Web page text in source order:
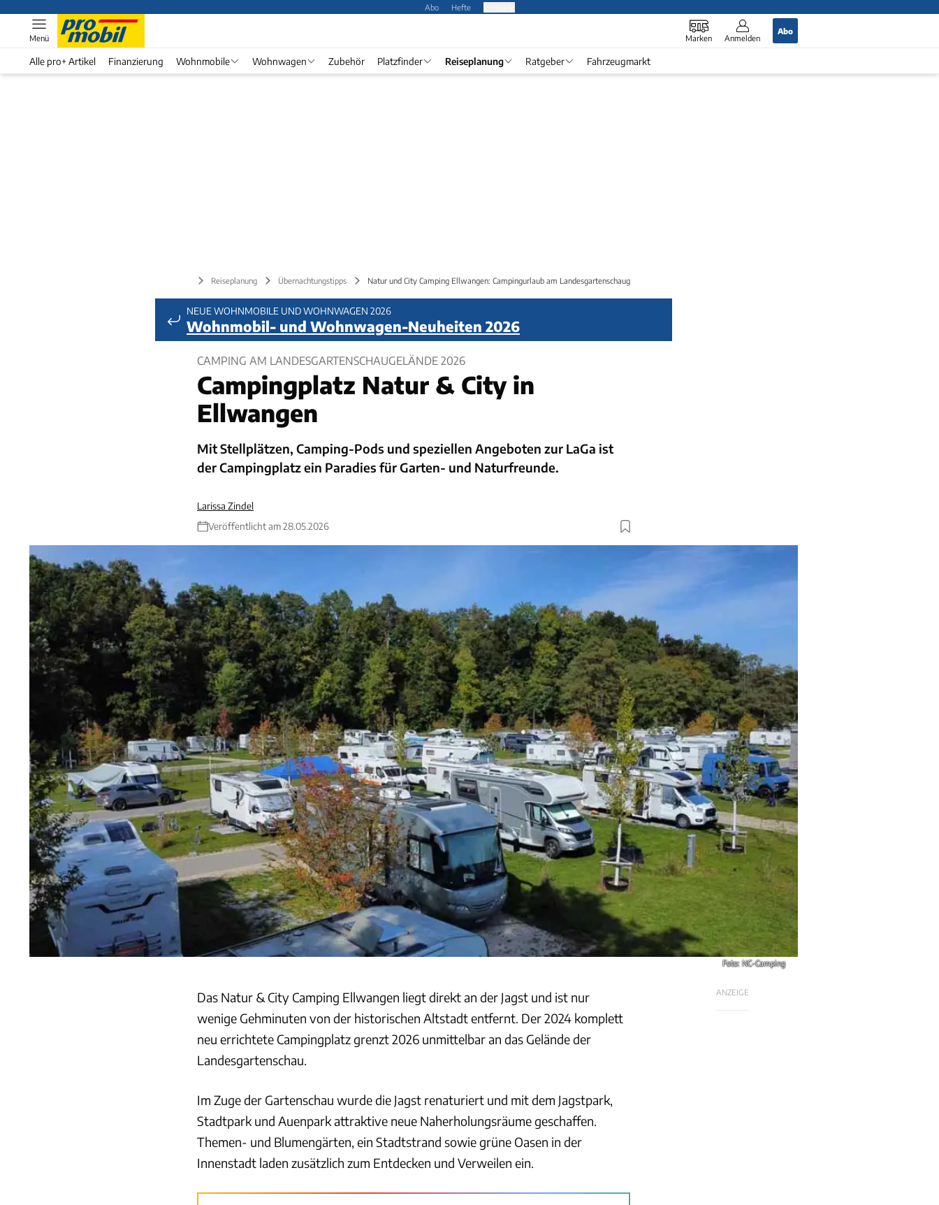
Abo Hefte
Marken Anmelden
Abo
Menü
Alle pro+ Artikel Finanzierung Wohnmobile Wohnwagen Zubehör Platzfinder Reiseplanung Ratgeber Fahrzeugmarkt
Reiseplanung Übernachtungstipps Natur und City Camping Ellwangen: Campingurlaub am Landesgartenschaugelände
NEUE WOHNMOBILE UND WOHNWAGEN 2026
Wohnmobil- und Wohnwagen-Neuheiten 2026
CAMPING AM LANDESGARTENSCHAUGELÄNDE 2026
Campingplatz Natur & City in
Ellwangen
Mit Stellplätzen, Camping-Pods und speziellen Angeboten zur LaGa ist
der Campingplatz ein Paradies für Garten- und Naturfreunde.
Larissa Zindel
Veröffentlicht am 28.05.2026
Foto: NC-Camping
ANZEIGE
Das Natur & City Camping Ellwangen liegt direkt an der Jagst und ist nur
wenige Gehminuten von der historischen Altstadt entfernt. Der 2024 komplett
neu errichtete Campingplatz grenzt 2026 unmittelbar an das Gelände der
Landesgartenschau.
Im Zuge der Gartenschau wurde die Jagst renaturiert und mit dem Jagstpark,
Stadtpark und Auenpark attraktive neue Naherholungsräume geschaffen.
Themen- und Blumengärten, ein Stadtstrand sowie grüne Oasen in der
Innenstadt laden zusätzlich zum Entdecken und Verweilen ein.